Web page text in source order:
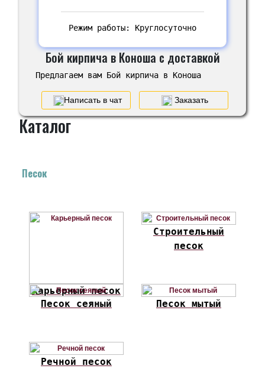
Режим работы: Круглосуточно
Бой кирпича в Коноша с доставкой
Предлагаем вам Бой кирпича в Коноша
Написать в чат Заказать
Каталог
Песок
Карьерный песок
Строительный
песок
Песок сеяный Песок мытый
Речной песок